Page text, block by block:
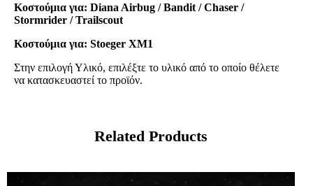
Κοστούμια για: Diana Airbug / Bandit / Chaser /
Stormrider / Trailscout
Κοστούμια για: Stoeger XM1
Στην επιλογή Υλικό, επιλέξτε το υλικό από το οποίο θέλετε
να κατασκευαστεί το προϊόν.
Related Products